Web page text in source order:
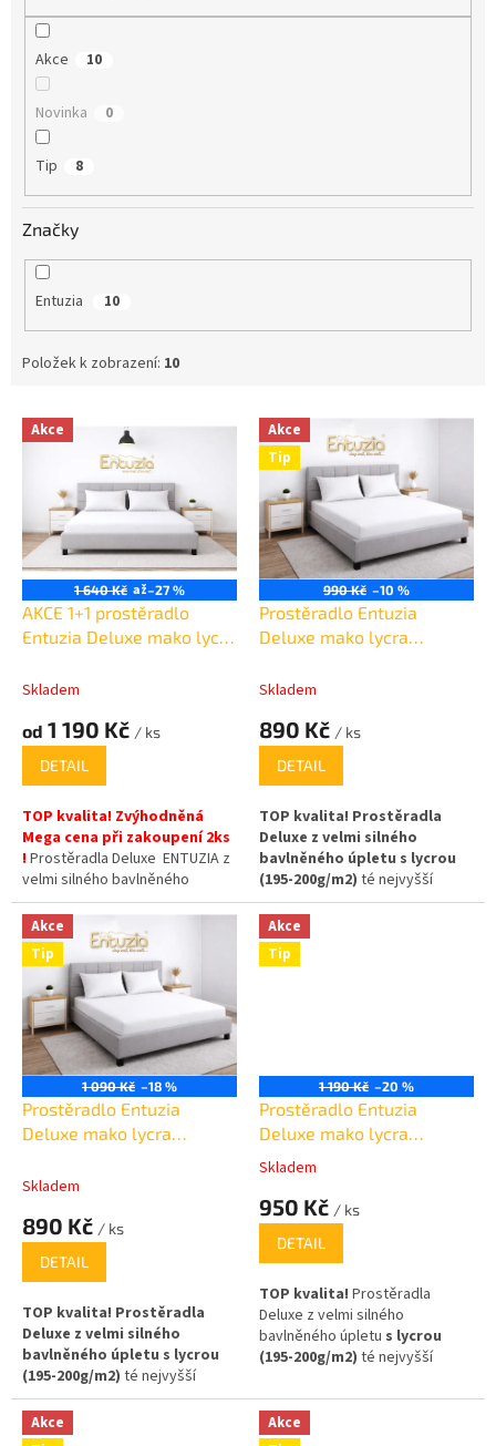
Akce 10
Novinka 0
Tip 8
Značky
Entuzia 10
Položek k zobrazení: 10
V
p
Akce
1 640 Kč až–27 %
AKCE 1+1 prostěradlo
Entuzia Deluxe mako lycra
Skladem
od 1 190 Kč / ks
DETAIL
TOP kvalita! Zvýhodněná
Mega cena při zakoupení 2ks
!Prostěradla Deluxe ENTUZIA z
velmi silného bavlněného
úpletus lycrou (195-
200g/m2)
té nejvyšší
kvality(egyptská
bavlna),Složení: 95% bavlna,
5% elastan, na matrace až 30cm
vysoké!
Akce
Tip
990 Kč –10 %
Prostěradlo Entuzia
Deluxe mako lycra
Skladem
890 Kč / ks
DETAIL
TOP kvalita! Prostěradla
Deluxe z velmi silného
bavlněného úpletu s lycrou
(195-200g/m2) té nejvyšší
kvality(egyptská bavlna),
Složení: 95% bavlna, 5% elastan
,na matrace až 30cm vysoké!
Akce
Tip
1 090 Kč –18 %
Prostěradlo Entuzia
Deluxe mako lycra
Skladem
890 Kč / ks
DETAIL
TOP kvalita! Prostěradla
Deluxe z velmi silného
bavlněného úpletu s lycrou
(195-200g/m2) té nejvyšší
kvality(egyptská bavlna),
Složení: 95% bavlna, 5% elastan
,na matrace až 30cm vysoké!
Akce
Tip
1 190 Kč –20 %
Prostěradlo Entuzia
Deluxe mako lycra
160x200cm /30cm
Průměrné
produktu
5
hvězdiček.
Skladem
950 Kč / ks
DETAIL
TOP kvalita! Prostěradla
Deluxe z velmi silného
bavlněného úpletu s lycrou
(195-200g/m2) té nejvyšší
Složení: 95% bavlna, 5% elastan
,na matrace až 30cm vysoké!
Akce
Akce